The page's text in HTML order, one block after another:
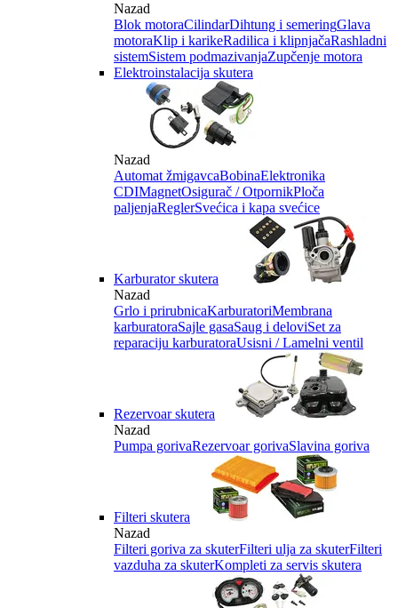
Nazad
Blok motoraCilindarDihtung i semeringGlava
motoraKlip i karikeRadilica i klipnjačaRashladni
sistemSistem podmazivanjaZupčenje motora
Elektroinstalacija skutera
Nazad
Automat žmigavcaBobinaElektronika
CDIMagnetOsigurač / OtpornikPloča
paljenjaReglerSvećica i kapa svećice
Karburator skutera
Nazad
Grlo i prirubnicaKarburatoriMembrana
karburatoraSajle gasaSaug i deloviSet za
reparaciju karburatoraUsisni / Lamelni ventil
Rezervoar skutera
Nazad
Pumpa gorivaRezervoar gorivaSlavina goriva
Filteri skutera
Nazad
Filteri goriva za skuterFilteri ulja za skuterFilteri
vazduha za skuterKompleti za servis skutera